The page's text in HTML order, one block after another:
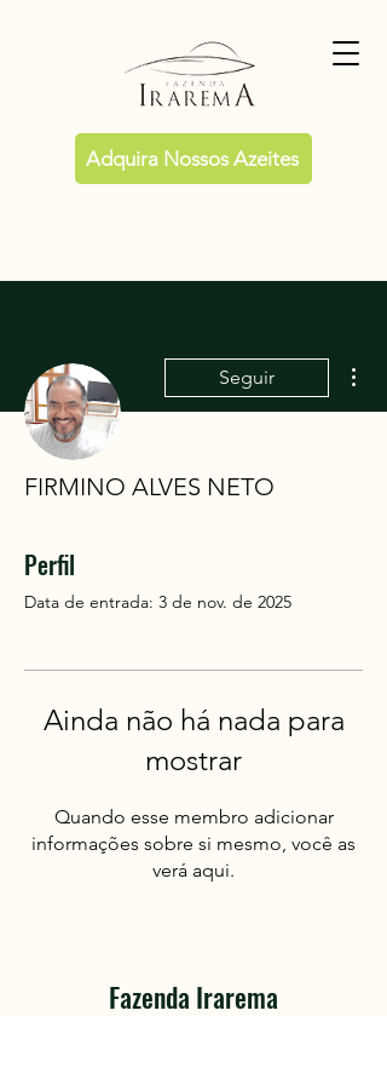
Adquira Nossos Azeites
Seguir
FIRMINO ALVES NETO
Perfil
Data de entrada: 3 de nov. de 2025
Ainda não há nada para
mostrar
Quando esse membro adicionar
informações sobre si mesmo, você as
verá aqui.
Fazenda Irarema